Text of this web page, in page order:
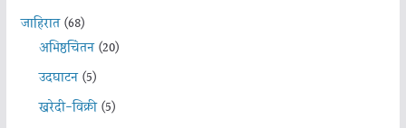
जाहिरात(68)
अभिष्ठचिंतन(20)
उदघाटन(5)
खरेदी-विक्री(5)